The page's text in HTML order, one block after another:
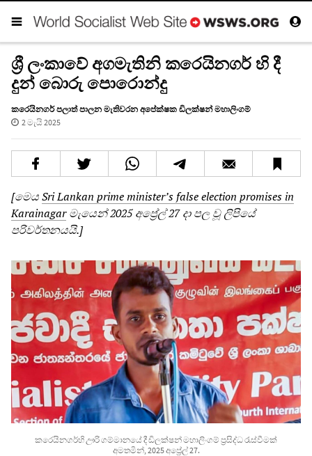
ශ්‍රී ලංකාවේ අගමැතිනි කරෙයිනගර් හි දී
දුන් බොරු පොරොන්දු
කරෙයිනගර් පලාත් පාලන මැතිවරන අපේක්ෂක ඩිලක්ෂන් මහාලිංගම්
2 මැයි 2025
[මෙයSri Lankan prime minister’s false election promises in
Karainagarමැයෙන් 2025 අප්‍රේල් 27 දා පල වූ ලිපියේ
පරිවර්තනයයි.]
කරෙයිනගර්හි ඌරි ගම්මානයේ දී ඩිලක්ෂන් මහාලිංගම් ප්‍රසිද්ධ රැස්වීමක්
අමතමින්, 2025 අප්‍රේල් 27.